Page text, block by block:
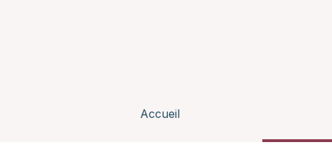
Accueil